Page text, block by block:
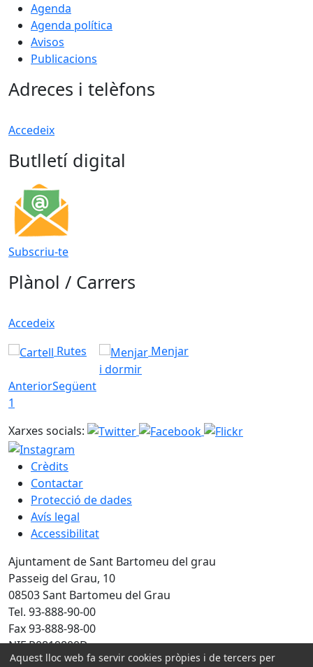
Agenda
Agenda política
Avisos
Publicacions
Adreces i telèfons
Accedeix
Butlletí digital
Subscriu-te
Plànol / Carrers
Accedeix
Rutes
Menjar
i dormir
AnteriorSegüent
1
Xarxes socials:
Crèdits
Contactar
Protecció de dades
Avís legal
Accessibilitat
Ajuntament de Sant Bartomeu del grau
Passeig del Grau, 10
08503 Sant Bartomeu del Grau
Tel. 93-888-90-00
Fax 93-888-98-00
NIF P0819800D
Aquest lloc web fa servir cookies pròpies i de tercers per